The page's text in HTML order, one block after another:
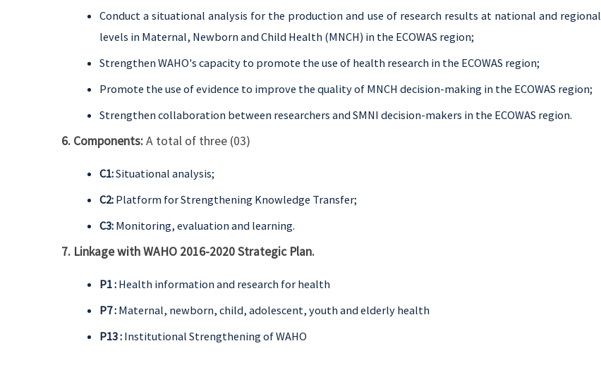
Conduct a situational analysis for the production and use of research results at national and regional
levels in Maternal, Newborn and Child Health (MNCH) in the ECOWAS region;
Strengthen WAHO's capacity to promote the use of health research in the ECOWAS region;
Promote the use of evidence to improve the quality of MNCH decision-making in the ECOWAS region;
Strengthen collaboration between researchers and SMNI decision-makers in the ECOWAS region.
6. Components:A total of three (03)
C1:Situational analysis;
C2: Platform for Strengthening Knowledge Transfer;
C3: Monitoring, evaluation and learning.
7. Linkage with WAHO 2016-2020 Strategic Plan.
P1 : Health information and research for health
P7 : Maternal, newborn, child, adolescent, youth and elderly health
P13 : Institutional Strengthening of WAHO